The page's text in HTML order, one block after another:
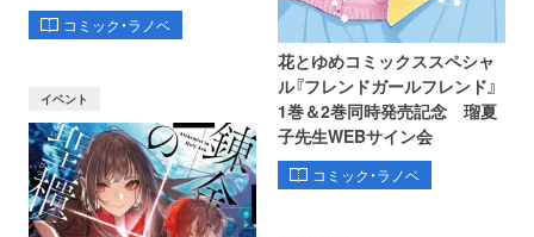
コミック・ラノベ
花とゆめコミックススペシャ
ル『フレンドガールフレンド』
1巻＆2巻同時発売記念 瑠夏
子先生WEBサイン会
コミック・ラノベ
イベント